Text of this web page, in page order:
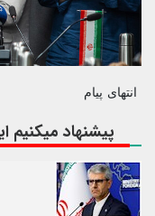
انتهای پیام
پیشنهاد میکنیم